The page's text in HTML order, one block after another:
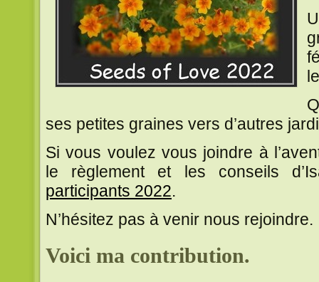
ses petites graines vers d’autres
Si vous voulez vous joindre à
le règlement et les conseils
participants 2022.
N’hésitez pas à venir nous rejoindre.
Voici ma contribution.